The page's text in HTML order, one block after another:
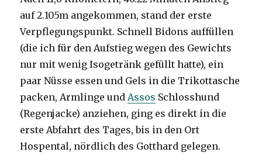
auf 2.105m angekommen, stand der erste
Verpflegungspunkt. Schnell Bidons auffüllen
(die ich für den Aufstieg wegen des Gewichts
nur mit wenig Isogetränk gefüllt hatte), ein
paar Nüsse essen und Gels in die Trikottasche
packen, Armlinge undAssos Schlosshund
(Regenjacke) anziehen, ging es direkt in die
erste Abfahrt des Tages, bis in den Ort
Hospental, nördlich des Gotthard gelegen.